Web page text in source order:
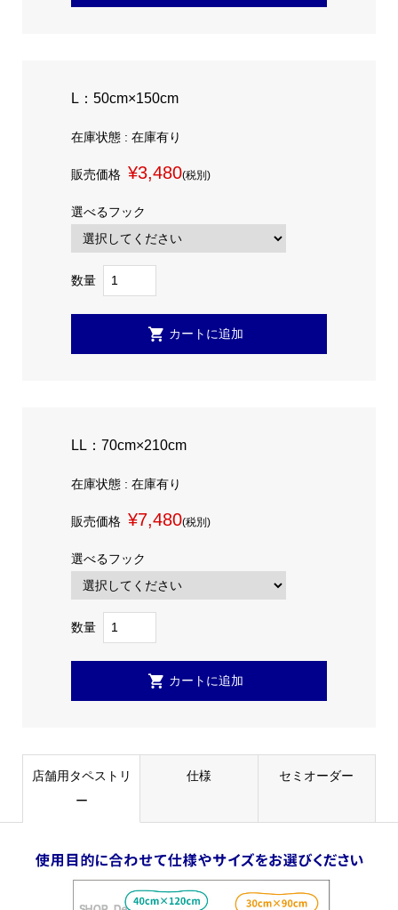
L：50cm×150cm
在庫状態 : 在庫有り
販売価格 ¥3,480(税別)
選べるフック
数量
LL：70cm×210cm
在庫状態 : 在庫有り
販売価格 ¥7,480(税別)
選べるフック
数量
店舗用タペストリ
ー
仕様 セミオーダー